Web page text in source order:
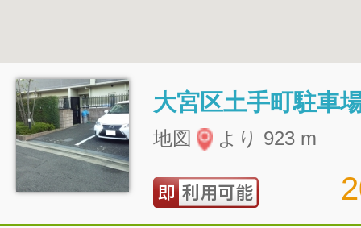
大宮区土手町駐車
地図 より 923 m